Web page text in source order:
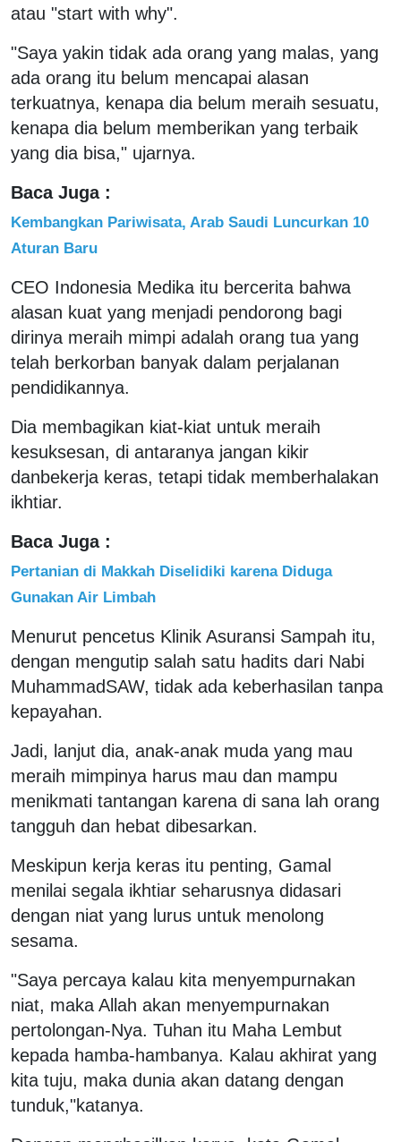
atau "start with why".
"Saya yakin tidak ada orang yang malas, yang
ada orang itu belum mencapai alasan
terkuatnya, kenapa dia belum meraih sesuatu,
kenapa dia belum memberikan yang terbaik
yang dia bisa," ujarnya.
Baca Juga :
Kembangkan Pariwisata, Arab Saudi Luncurkan 10
Aturan Baru
CEO Indonesia Medika itu bercerita bahwa
alasan kuat yang menjadi pendorong bagi
dirinya meraih mimpi adalah orang tua yang
telah berkorban banyak dalam perjalanan
pendidikannya.
Dia membagikan kiat-kiat untuk meraih
kesuksesan, di antaranya jangan kikir
danbekerja keras, tetapi tidak memberhalakan
ikhtiar.
Baca Juga :
Pertanian di Makkah Diselidiki karena Diduga
Gunakan Air Limbah
Menurut pencetus Klinik Asuransi Sampah itu,
dengan mengutip salah satu hadits dari Nabi
MuhammadSAW, tidak ada keberhasilan tanpa
kepayahan.
Jadi, lanjut dia, anak-anak muda yang mau
meraih mimpinya harus mau dan mampu
menikmati tantangan karena di sana lah orang
tangguh dan hebat dibesarkan.
Meskipun kerja keras itu penting, Gamal
menilai segala ikhtiar seharusnya didasari
dengan niat yang lurus untuk menolong
sesama.
"Saya percaya kalau kita menyempurnakan
niat, maka Allah akan menyempurnakan
pertolongan-Nya. Tuhan itu Maha Lembut
kepada hamba-hambanya. Kalau akhirat yang
kita tuju, maka dunia akan datang dengan
tunduk,"katanya.